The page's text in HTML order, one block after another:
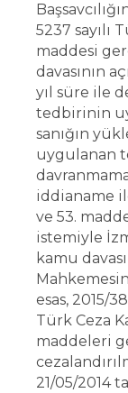
5237 sayılı
maddesi
davasının
yıl süre ile
tedbirinin
sanığın
uygulanan
iddianame
ve 53.
istemiyle
kamu
esas, 2015/
Türk Ceza
maddeleri
21/05/2014